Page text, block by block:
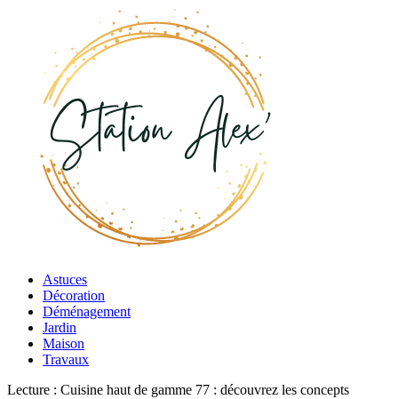
Astuces
Décoration
Déménagement
Jardin
Maison
Travaux
Lecture : Cuisine haut de gamme 77 : découvrez les concepts